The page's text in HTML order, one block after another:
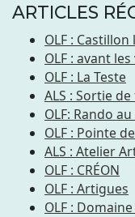
ARTICLES
OLF : Castillon
OLF : avant
OLF : La Teste
ALS : Sortie
OLF: Rando
OLF : Pointe
ALS : Atelier
OLF : CRÉON
OLF : Artigues
OLF :